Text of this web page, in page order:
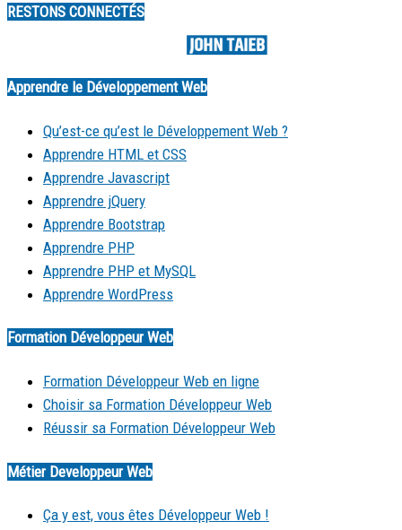
RESTONS CONNECTÉS
Apprendre le Développement Web
Qu’est-ce qu’est le Développement Web ?
Apprendre HTML et CSS
Apprendre Javascript
Apprendre jQuery
Apprendre Bootstrap
Apprendre PHP
Apprendre PHP et MySQL
Apprendre WordPress
Formation Développeur Web
Formation Développeur Web en ligne
Choisir sa Formation Développeur Web
Réussir sa Formation Développeur Web
Métier Developpeur Web
Ça y est, vous êtes Développeur Web !